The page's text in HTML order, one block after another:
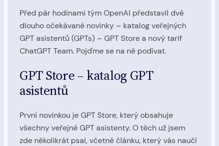
Před pár hodinami tým OpenAI představil dvě
dlouho očekávané novinky – katalog veřejných
GPT asistentů (GPTs) – GPT Store a nový tarif
ChatGPT Team. Pojďme se na ně podívat.
GPT Store – katalog GPT
asistentů
První novinkou je GPT Store, který obsahuje
všechny veřejné GPT asistenty. O těch už jsem
zde několikrát psal, včetně článku, který vás naučí